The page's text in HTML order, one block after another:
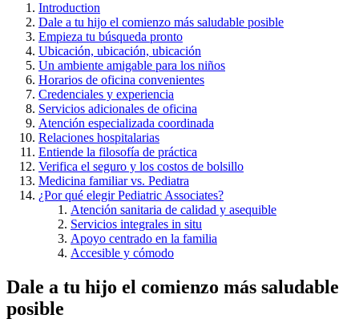
Introduction
Dale a tu hijo el comienzo más saludable posible
Empieza tu búsqueda pronto
Ubicación, ubicación, ubicación
Un ambiente amigable para los niños
Horarios de oficina convenientes
Credenciales y experiencia
Servicios adicionales de oficina
Atención especializada coordinada
Relaciones hospitalarias
Entiende la filosofía de práctica
Verifica el seguro y los costos de bolsillo
Medicina familiar vs. Pediatra
¿Por qué elegir Pediatric Associates?
Atención sanitaria de calidad y asequible
Servicios integrales in situ
Apoyo centrado en la familia
Accesible y cómodo
Dale a tu hijo el comienzo más saludable
posible